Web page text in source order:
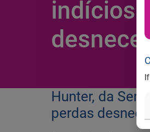
indícios
Hunter, da
perdas